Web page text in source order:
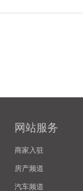
网站服务
商家入驻
房产频道
汽车频道